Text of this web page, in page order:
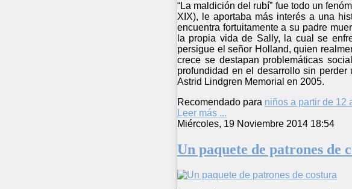
“La maldición del rubí” fue todo un
XIX), le aportaba más interés a una
encuentra fortuitamente a su padre
la propia vida de Sally, la cual se
persigue el señor Holland, quien
crece se destapan problemáticas
profundidad en el desarrollo sin
Astrid Lindgren Memorial en 2005.
Recomendado para niños a partir de 12
Leer más ...
Miércoles, 19 Noviembre 2014 18:54
Un paquete de patrones de